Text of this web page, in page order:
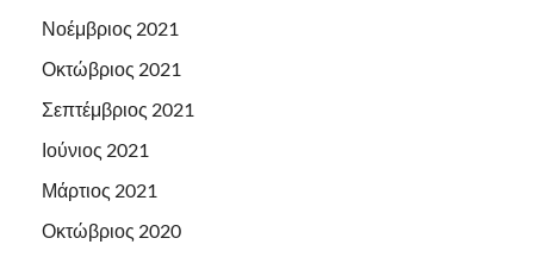
Νοέμβριος 2021
Οκτώβριος 2021
Σεπτέμβριος 2021
Ιούνιος 2021
Μάρτιος 2021
Οκτώβριος 2020